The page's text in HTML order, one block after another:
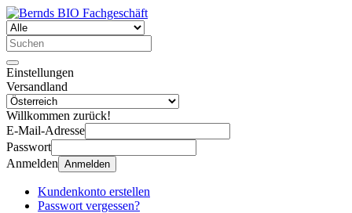
Einstellungen
Versandland
Willkommen zurück!
E-Mail-Adresse
Passwort
Anmelden Anmelden
Kundenkonto erstellen
Passwort vergessen?